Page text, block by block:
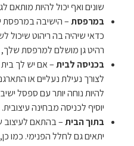
שונים ואף יכול להיות מותאם
במרפסת– הישיבה במרפסת
כדאי שיהיה בה ריהוט שיכול
רהיט גן מושלם למרפסת שלך,
בכניסה לבית– אם יש לך
לצורך נעילת נעליים או
להיות נוחה יותר עם ספסל
יוסיף לכניסה מבחינה עיצובית.
בתוך הבית– בהתאם לעיצוב
יתאים גם לחלל הפנימי. כמו